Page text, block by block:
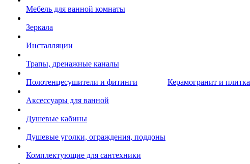
Мебель для ванной комнаты
Зеркала
Инсталляции
Трапы, дренажные каналы
Полотенцесушители и фитинги
Аксессуары для ванной
Душевые кабины
Душевые уголки, ограждения, поддоны
Комплектующие для сантехники
Керамогранит и плитка